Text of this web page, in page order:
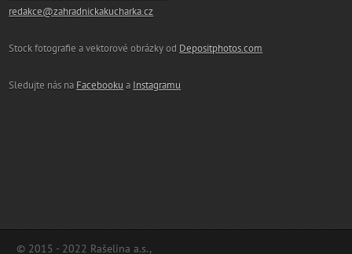
redakce@zahradnickakucharka.cz
Stock fotografie a vektorové obrázky od Depositphotos.com
Sledujte nás na Facebooku a Instagramu
© 2015 - 2022 Rašelina a.s.,